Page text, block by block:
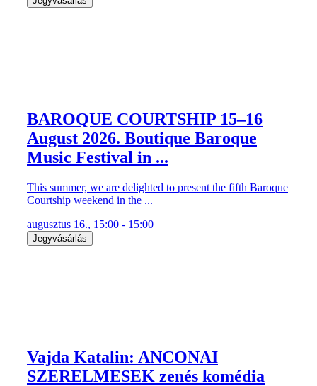
BAROQUE COURTSHIP 15–16
August 2026. Boutique Baroque
Music Festival in ...
This summer, we are delighted to present the fifth Baroque
Courtship weekend in the ...
augusztus 16., 15:00 - 15:00
Jegyvásárlás
Vajda Katalin: ANCONAI
SZERELMESEK zenés komédia